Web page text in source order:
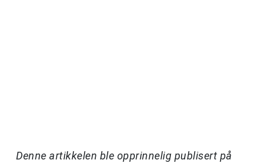
Denne artikkelen ble opprinnelig publisert på